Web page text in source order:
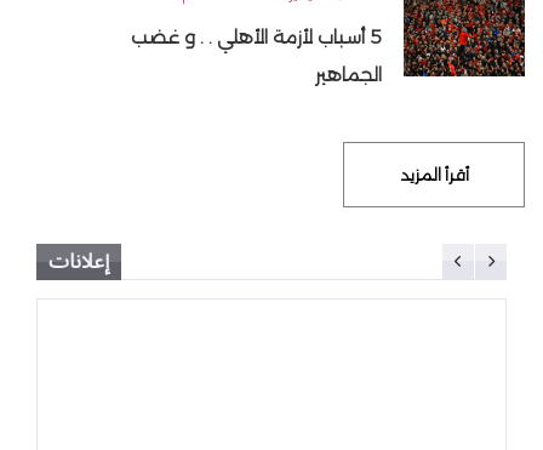
5 أسباب لأزمة الأهلي . . و غضب
الجماهير
أقرأ المزيد
إعلانات